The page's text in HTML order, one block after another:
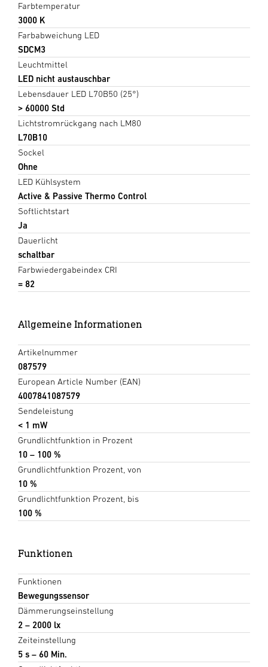
Farbtemperatur
3000 K
Farbabweichung LED
SDCM3
Leuchtmittel
LED nicht austauschbar
Lebensdauer LED L70B50 (25°)
> 60000 Std
Lichtstromrückgang nach LM80
L70B10
Sockel
Ohne
LED Kühlsystem
Active & Passive Thermo Control
Softlichtstart
Ja
Dauerlicht
schaltbar
Farbwiedergabeindex CRI
= 82
Allgemeine Informationen
Artikelnummer
087579
European Article Number (EAN)
4007841087579
Sendeleistung
< 1 mW
Grundlichtfunktion in Prozent
10 – 100 %
Grundlichtfunktion Prozent, von
10 %
Grundlichtfunktion Prozent, bis
100 %
Funktionen
Funktionen
Bewegungssensor
Dämmerungseinstellung
2 – 2000 lx
Zeiteinstellung
5 s – 60 Min.